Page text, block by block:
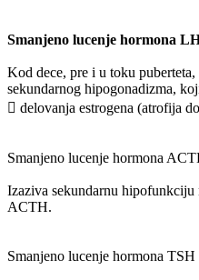
Smanjeno lucenje hormona
Kod dece, pre i u toku
sekundarnog hipogonadizma,
 delovanja estrogena (atrofija
Smanjeno lucenje hormona
Izaziva sekundarnu hipofunkciju
ACTH.
Smanjeno lucenje hormona TSH